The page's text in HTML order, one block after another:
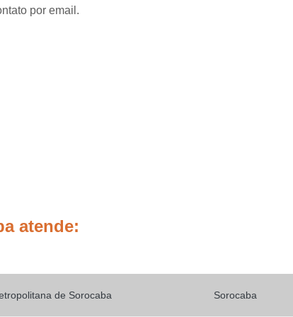
Placas de Sinalização
Placas de Sinalização de
Placas de
Placas de
Placas de Sinalização
Placas de Sinalização
Placas Sinalização Rodovia
por email.
atende:
de Sorocaba Sorocaba